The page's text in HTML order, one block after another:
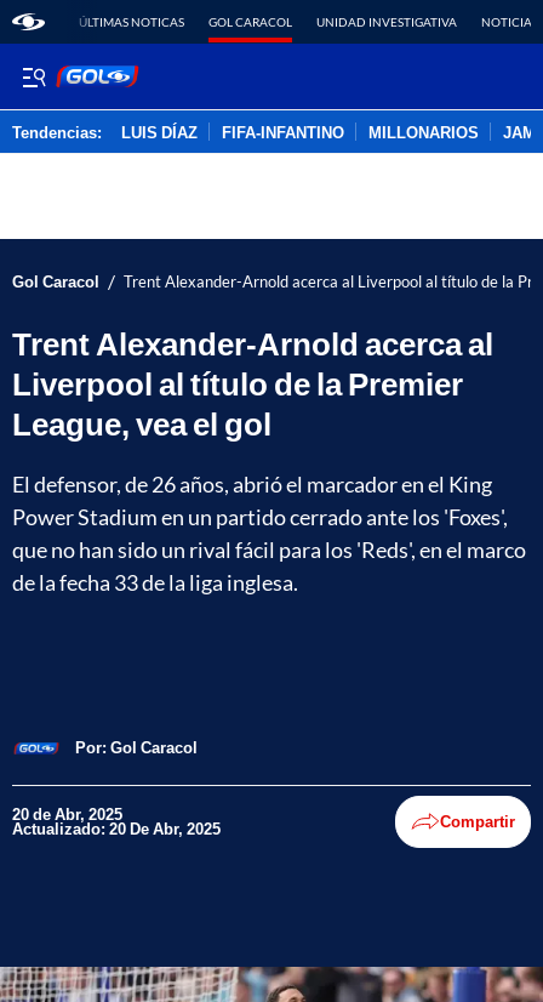
ÚLTIMAS NOTICAS GOL CARACOL UNIDAD INVESTIGATIVA NOTICIAS
Tendencias: LUIS DÍAZ FIFA-INFANTINO MILLONARIOS
Gol Caracol / Trent Alexander-Arnold acerca al Liverpool al título de la
Trent Alexander-Arnold acerca al
Liverpool al título de la Premier
League, vea el gol
El defensor, de 26 años, abrió el marcador en el King
Power Stadium en un partido cerrado ante los 'Foxes',
que no han sido un rival fácil para los 'Reds', en el marco
de la fecha 33 de la liga inglesa.
Por: Gol Caracol
20 de Abr, 2025
Actualizado: 20 De Abr, 2025 Compartir